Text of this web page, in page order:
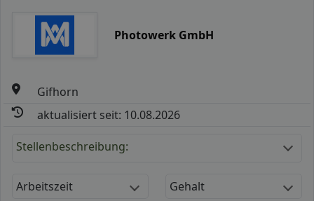
Photowerk GmbH
Gifhorn
aktualisiert seit: 10.08.2026
Stellenbeschreibung:
Arbeitszeit Gehalt